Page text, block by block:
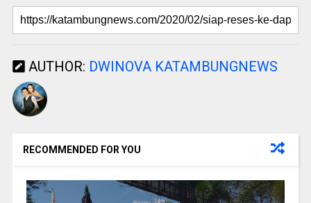
AUTHOR: DWINOVA KATAMBUNGNEWS
RECOMMENDED FOR YOU